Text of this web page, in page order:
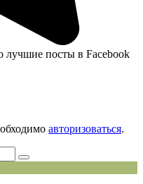
лучшие посты в Facebook
авторизоваться.